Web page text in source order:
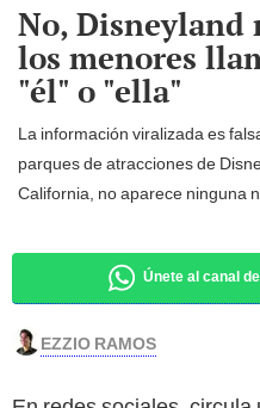
No, Disneyland
los menores
"él" o "ella"
La información viralizada es
parques de atracciones de
California, no aparece ninguna
Únete al canal
EZZIO RAMOS